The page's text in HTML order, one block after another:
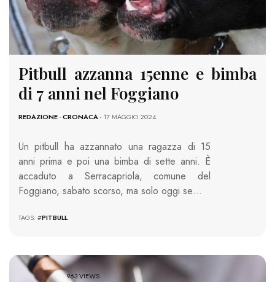
Pitbull azzanna 15enne e bimba
di 7 anni nel Foggiano
REDAZIONE-CRONACA- 17 MAGGIO 2024
Un pitbull ha azzannato una ragazza di 15
anni prima e poi una bimba di sette anni. È
accaduto a Serracapriola, comune del
Foggiano, sabato scorso, ma solo oggi se…
TAGS: #PITBULL
963 VIEWS